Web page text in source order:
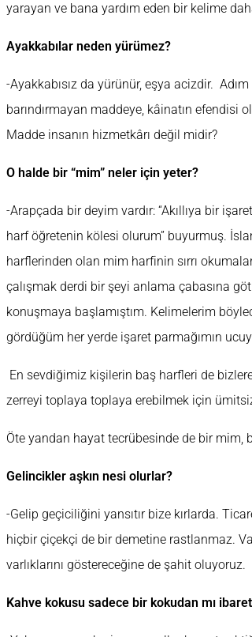
yarayan ve bana yardım eden bir kelime
Ayakkabılar neden yürümez?
-Ayakkabısız da yürünür, eşya acizdir.
barındırmayan maddeye, kâinatın
Madde insanın hizmetkârı değil midir?
O halde bir “mim” neler için yeter?
-Arapçada bir deyim vardır: “Akıllıya bir
harf öğretenin kölesi olurum” buyurmuş.
harflerinden olan mim harfinin sırrı
çalışmak derdi bir şeyi anlama çabasına
konuşmaya başlamıştım. Kelimelerim
gördüğüm her yerde işaret parmağımın
En sevdiğimiz kişilerin baş harfleri de
zerreyi toplaya toplaya erebilmek için
Öte yandan hayat tecrübesinde de bir mim,
Gelincikler aşkın nesi olurlar?
-Gelip geçiciliğini yansıtır bize kırlarda.
hiçbir çiçekçi de bir demetine rastlanmaz.
varlıklarını göstereceğine de şahit oluyoruz.
Kahve kokusu sadece bir kokudan mı